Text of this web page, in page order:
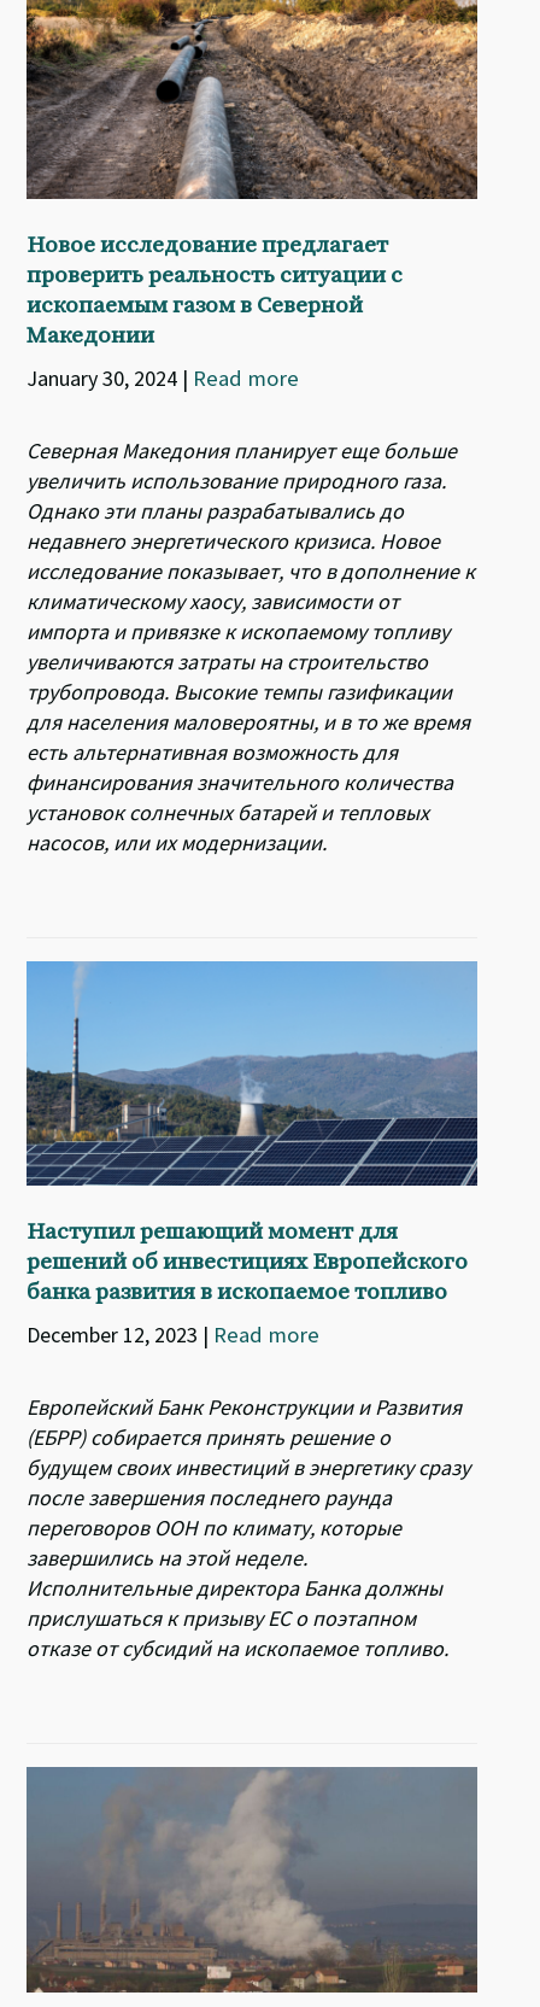
Новое исследование предлагает
проверить реальность ситуации с
ископаемым газом в Северной
Македонии
January 30, 2024 | Read more
Северная Македония планирует еще больше
увеличить использование природного газа.
Однако эти планы разрабатывались до
недавнего энергетического кризиса. Новое
исследование показывает, что в дополнение к
климатическому хаосу, зависимости от
импорта и привязке к ископаемому топливу
увеличиваются затраты на строительство
трубопровода. Высокие темпы газификации
для населения маловероятны, и в то же время
есть альтернативная возможность для
финансирования значительного количества
установок солнечных батарей и тепловых
насосов, или их модернизации.
Наступил решающий момент для
решений об инвестициях Европейского
банка развития в ископаемое топливо
December 12, 2023 | Read more
Европейский Банк Реконструкции и Развития
(ЕБРР) собирается принять решение о
будущем своих инвестиций в энергетику сразу
после завершения последнего раунда
переговоров ООН по климату, которые
завершились на этой неделе.
Исполнительные директора Банка должны
прислушаться к призыву ЕС о поэтапном
отказе от субсидий на ископаемое топливо.